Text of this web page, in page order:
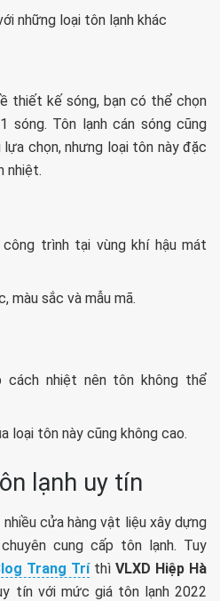
những loại tôn lạnh khác
thiết kế sóng, bạn có thể chọn
sóng. Tôn lạnh cán sóng cũng
chọn, nhưng loại tôn này đặc
nhiệt.
trình tại vùng khí hậu mát
màu sắc và mẫu mã.
cách nhiệt nên tôn không thể
loại tôn này cũng không cao.
lạnh uy tín
cửa hàng vật liệu xây dựng
cung cấp tôn lạnh. Tuy
Trang Tríthì VLXD Hiệp Hà
tín với mức giá tôn lạnh 2022